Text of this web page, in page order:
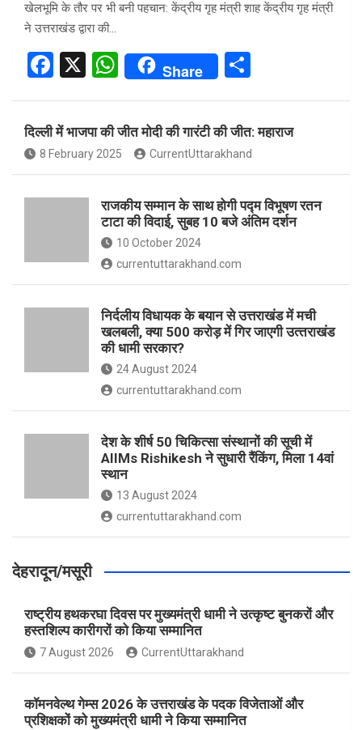
खेलभूमि के तौर पर भी बनी पहचान: केंद्रीय गृह मंत्री शाह केंद्रीय गृह मंत्री
ने उत्तराखंड द्वारा की…
F
ce
b
o
o
X
W
at
s
A
p
p
Share
e
दिल्ली में भाजपा की जीत मोदी की गारंटी की जीत: महाराज
8 February 2025 CurrentUttarakhand
राजकीय सम्मान के साथ होगी पद्म विभूषण रतन
टाटा की विदाई, सुबह 10 बजे अंतिम दर्शन
10 October 2024
currentuttarakhand.com
निर्दलीय विधायक के बयान से उत्तराखंड में मची
खलबली, क्‍या 500 करोड़ में गिर जाएगी उत्‍तराखंड
की धामी सरकार?
24 August 2024
currentuttarakhand.com
देश के शीर्ष 50 चिकित्सा संस्थानों की सूची में
AIIMs Rishikesh ने सुधारी रैंकिंग, मिला 14वां
स्थान
13 August 2024
currentuttarakhand.com
देहरादून/मसूरी
राष्ट्रीय हथकरघा दिवस पर मुख्यमंत्री धामी ने उत्कृष्ट बुनकरों और
हस्तशिल्प कारीगरों को किया सम्मानित
7 August 2026 CurrentUttarakhand
कॉमनवेल्थ गेम्स 2026 के उत्तराखंड के पदक विजेताओं और
प्रशिक्षकों को मुख्यमंत्री धामी ने किया सम्मानित